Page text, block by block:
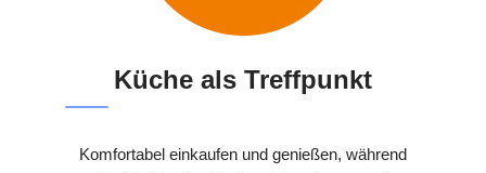
Küche als Treffpunkt
Komfortabel einkaufen und genießen, während